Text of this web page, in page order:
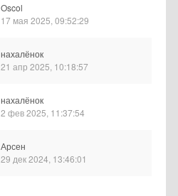
Oscol
17 мая 2025, 09:52:29
нахалёнок
21 апр 2025, 10:18:57
нахалёнок
2 фев 2025, 11:37:54
Арсен
29 дек 2024, 13:46:01